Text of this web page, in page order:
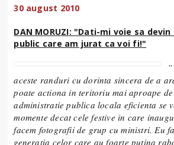
30 august 2010
DAN MORUZI: "Dati-mi voie sa
public care am jurat ca voi fi!"
aceste randuri cu dorinta sincera de a
poate actiona in teritoriu mai aproape
administratie publica locala eficienta se
momente decat cele festive in care
facem fotografii de grup cu ministri. Eu
generatia celor care au foarte putina